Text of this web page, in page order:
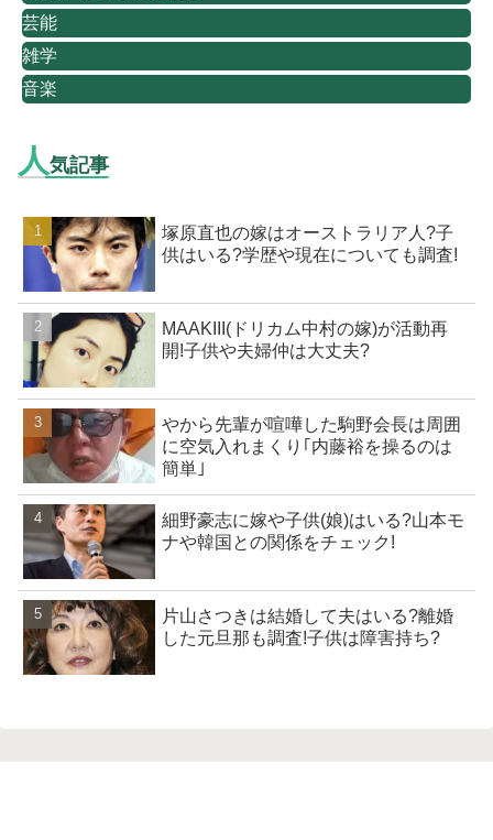
芸能
雑学
音楽
人気記事
塚原直也の嫁はオーストラリア人?子
供はいる?学歴や現在についても調査!
MAAKIII(ドリカム中村の嫁)が活動再
開!子供や夫婦仲は大丈夫?
やから先輩が喧嘩した駒野会長は周囲
に空気入れまくり｢内藤裕を操るのは
簡単｣
細野豪志に嫁や子供(娘)はいる?山本モ
ナや韓国との関係をチェック!
片山さつきは結婚して夫はいる?離婚
した元旦那も調査!子供は障害持ち?